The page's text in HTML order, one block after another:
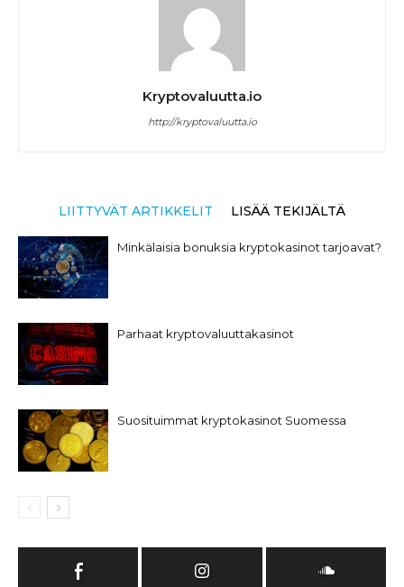
Kryptovaluutta.io
http://kryptovaluutta.io
LIITTYVÄT ARTIKKELIT LISÄÄ TEKIJÄLTÄ
Minkälaisia bonuksia kryptokasinot tarjoavat?
Parhaat kryptovaluuttakasinot
Suosituimmat kryptokasinot Suomessa